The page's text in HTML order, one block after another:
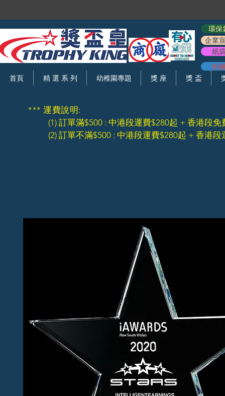
首頁 精 選 系 列 幼稚園專題 獎 座 獎 盃
環保
企業
紙
制
*** 運費說明:
(1) 訂單滿$500 : 中港段運費$280起 + 香港段免
(2) 訂單不滿$500 : 中港段運費$280起 + 香港段